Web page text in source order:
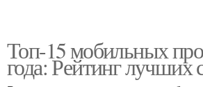
Топ-15 мобильных
года: Рейтинг лучших